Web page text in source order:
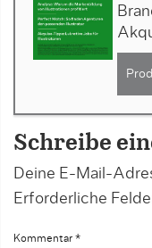
Schreibe
Deine E-Mail-
Erforderliche
Kommentar *